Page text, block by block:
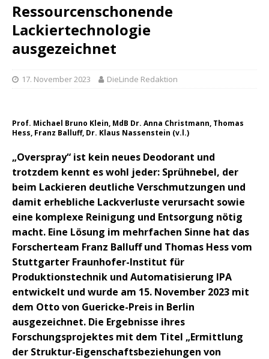
Ressourcenschonende
Lackiertechnologie
ausgezeichnet
17. November 2023 DieLinde Redaktion
Prof. Michael Bruno Klein, MdB Dr. Anna Christmann, Thomas
Hess, Franz Balluff, Dr. Klaus Nassenstein (v.l.)
„Overspray“ ist kein neues Deodorant und
trotzdem kennt es wohl jeder: Sprühnebel, der
beim Lackieren deutliche Verschmutzungen und
damit erhebliche Lackverluste verursacht sowie
eine komplexe Reinigung und Entsorgung nötig
macht. Eine Lösung im mehrfachen Sinne hat das
Forscherteam Franz Balluff und Thomas Hess vom
Stuttgarter Fraunhofer-Institut für
Produktionstechnik und Automatisierung IPA
entwickelt und wurde am 15. November 2023 mit
dem Otto von Guericke-Preis in Berlin
ausgezeichnet. Die Ergebnisse ihres
Forschungsprojektes mit dem Titel „Ermittlung
der Struktur-Eigenschaftsbeziehungen von